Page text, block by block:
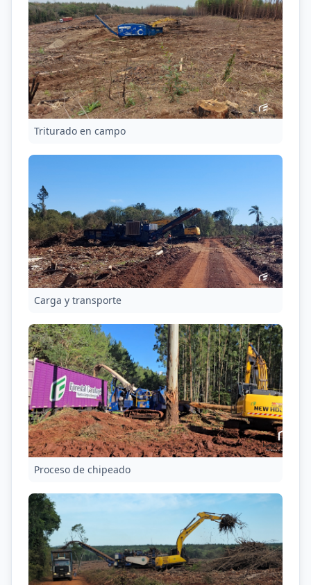
Triturado en campo
Carga y transporte
Proceso de chipeado